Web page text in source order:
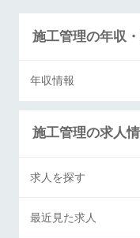
施工管理の年収
年収情報
施工管理の求人
求人を探す
最近見た求人